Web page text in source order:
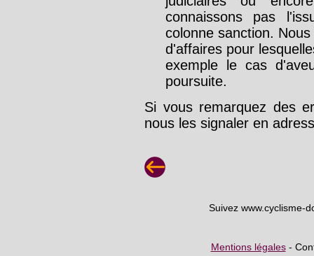
connaissons pas
colonne sanction.
d'affaires pour
exemple le cas
poursuite.
Si vous remarquez des
nous les signaler en
Suivez www.cyclisme-
Mentions légales-